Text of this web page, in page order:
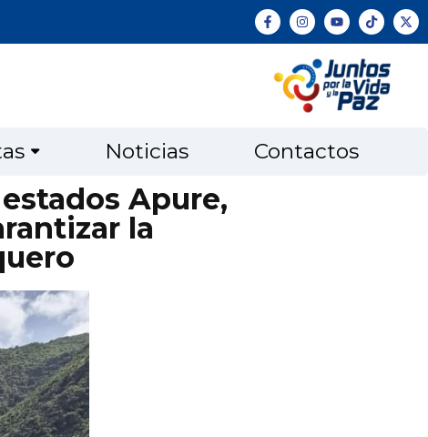
Noticias Contactos
Apure,
la